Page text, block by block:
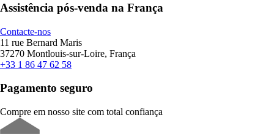
Assistência pós-venda na França
Contacte-nos
11 rue Bernard Maris
37270 Montlouis-sur-Loire, França
+33 1 86 47 62 58
Pagamento seguro
Compre em nosso site com total confiança